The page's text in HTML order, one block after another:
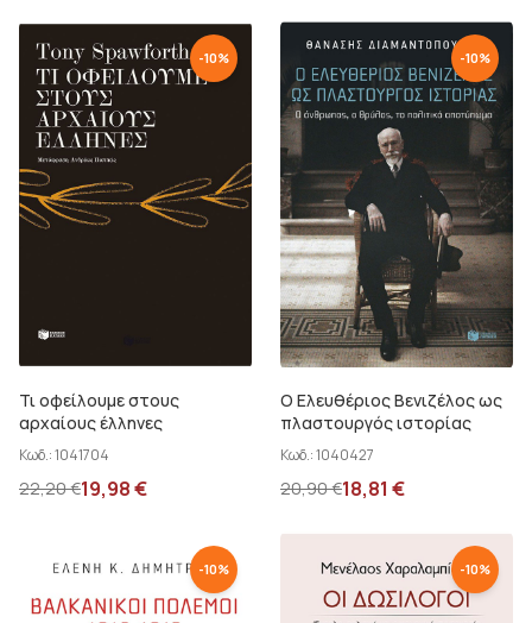
Mosse Claude
Price Bill
Randall Munroe
Rhodes P. J.
Rovelli Carlo
Wohlleben Peter
-10%
Τι οφείλουμε στους
αρχαίους έλληνες
Κωδ.:1041704
22,20€19,98€
-10%
Ο Ελευθέριος Βενιζέλος ως
πλαστουργός ιστορίας
Κωδ.:1040427
20,90€18,81 €
-10% -10%